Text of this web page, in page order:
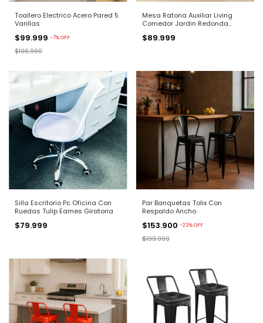
Toallero Electrico Acero Pared 5
Varillas
$99.999 -7%OFF
$106.990
Mesa Ratona Auxiliar Living
Comedor Jardin Redonda
$89.999
Silla Escritorio Pc Oficina Con
Ruedas Tulip Eames Giratoria
$79.999
Par Banquetas Tolix Con
Respaldo Ancho
$153.900 -23%OFF
$199.999